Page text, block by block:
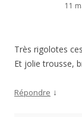
11
Très rigolotes
Et jolie trousse,
Répondre ↓